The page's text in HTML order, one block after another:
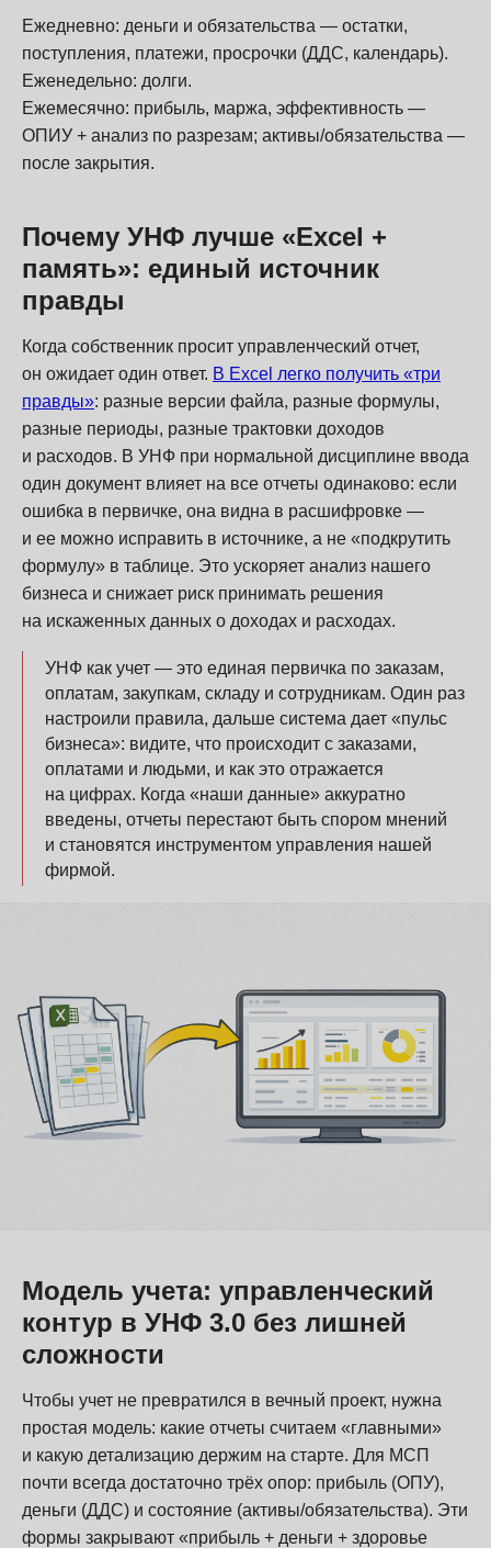
Ежедневно: деньги и обязательства — остатки,
поступления, платежи, просрочки (ДДС, календарь).
Еженедельно: долги.
Ежемесячно: прибыль, маржа, эффективность —
ОПИУ + анализ по разрезам; активы/обязательства —
после закрытия.
Почему УНФ лучше «Excel +
память»: единый источник
правды
Когда собственник просит управленческий отчет,
он ожидает один ответ. В Excel легко получить «три
правды»: разные версии файла, разные формулы,
разные периоды, разные трактовки доходов
и расходов. В УНФ при нормальной дисциплине ввода
один документ влияет на все отчеты одинаково: если
ошибка в первичке, она видна в расшифровке —
и ее можно исправить в источнике, а не «подкрутить
формулу» в таблице. Это ускоряет анализ нашего
бизнеса и снижает риск принимать решения
на искаженных данных о доходах и расходах.
УНФ как учет — это единая первичка по заказам,
оплатам, закупкам, складу и сотрудникам. Один раз
настроили правила, дальше система дает «пульс
бизнеса»: видите, что происходит с заказами,
оплатами и людьми, и как это отражается
на цифрах. Когда «наши данные» аккуратно
введены, отчеты перестают быть спором мнений
и становятся инструментом управления нашей
фирмой.
Модель учета: управленческий
контур в УНФ 3.0 без лишней
сложности
Чтобы учет не превратился в вечный проект, нужна
простая модель: какие отчеты считаем «главными»
и какую детализацию держим на старте. Для МСП
почти всегда достаточно трёх опор: прибыль (ОПУ),
деньги (ДДС) и состояние (активы/обязательства). Эти
формы закрывают «прибыль + деньги + здоровье